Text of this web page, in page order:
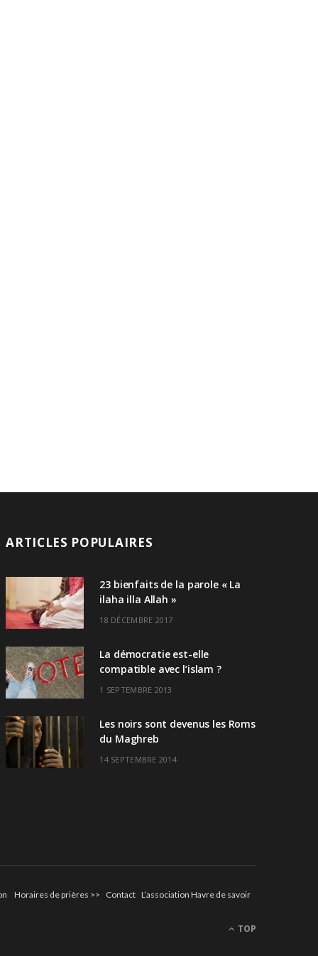
ARTICLES POPULAIRES
23 bienfaits de la parole « La
ilaha illa Allah »
18 DÉCEMBRE 2017
La démocratie est-elle
compatible avec l’islam ?
1 SEPTEMBRE 2013
Les noirs sont devenus les Roms
du Maghreb
14 SEPTEMBRE 2014
Horaires de prières >> Contact L’association Havre de savoir
TOP